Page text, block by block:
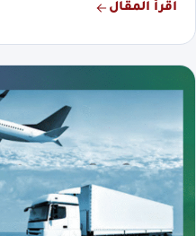
اقرأ المقال